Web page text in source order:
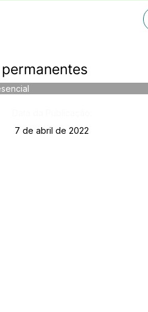
7 de abril de 2022